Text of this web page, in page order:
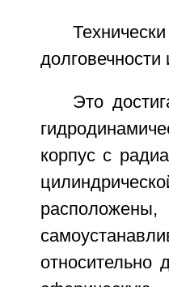
Это
корпус с